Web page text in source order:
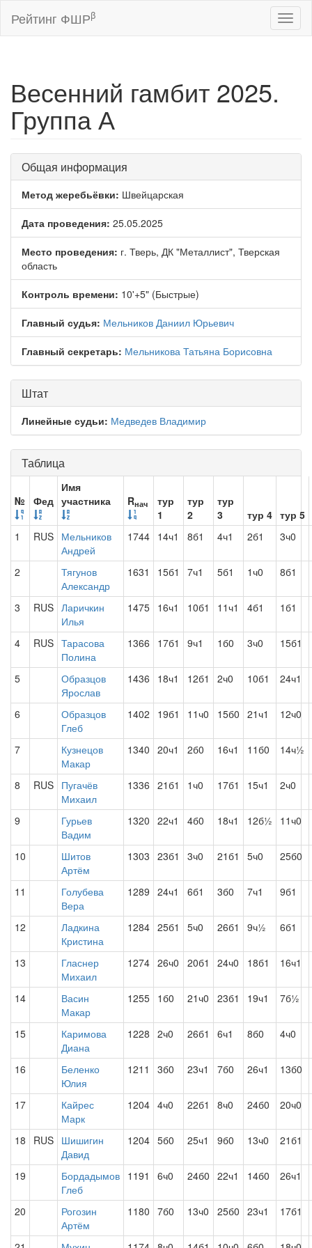
Рейтинг ФШРβ
Весенний гамбит 2025.
Группа А
Общая информация
Метод жеребьёвки: Швейцарская
Дата проведения: 25.05.2025
Место проведения: г. Тверь, ДК "Металлист", Тверская
область
Контроль времени: 10'+5" (Быстрые)
Главный судья: Мельников Даниил Юрьевич
Главный секретарь: Мельникова Татьяна Борисовна
Штат
Линейные судьи: Медведев Владимир
Таблица
№ Фед
Имя
участника
Rнач
тур
1
тур
2
тур
3
тур 4 тур 5
1
RUS Мельников
Андрей
1744 14ч1 8б1 4ч1 2б1 3ч0
2
Тягунов
Александр
1631 15б1 7ч1 5б1 1ч0 8б1
3 RUS Ларичкин
Илья
1475 16ч1 10б1 11ч1 4б1 1б1
4 RUS Тарасова
Полина
1366 17б1 9ч1 1б0 3ч0 15б1
5
Образцов
Ярослав
1436 18ч1 12б1 2ч0 10б1 24ч1
6
Образцов
Глеб
1402 19б1 11ч0 15б0 21ч1 12ч0
7
Кузнецов
Макар
1340 20ч1 2б0 16ч1 11б0 14ч½
8 RUS Пугачёв
Михаил
1336 21б1 1ч0 17б1 15ч1 2ч0
9
Гурьев
Вадим
1320 22ч1 4б0 18ч1 12б½ 11ч0
10
Шитов
Артём
1303 23б1 3ч0 21б1 5ч0 25б0
11
Голубева
Вера
1289 24ч1 6б1 3б0 7ч1 9б1
12
Ладкина
Кристина
1284 25б1 5ч0 26б1 9ч½ 6б1
13
Гласнер
Михаил
1274 26ч0 20б1 24ч0 18б1 16ч1
14
Васин
Макар
1255 1б0 21ч0 23б1 19ч1 7б½
15
Каримова
Диана
1228 2ч0 26б1 6ч1 8б0 4ч0
16
Беленко
Юлия
1211 3б0 23ч1 7б0 26ч1 13б0
17
Кайрес
Марк
1204 4ч0 22б1 8ч0 24б0 20ч0
18 RUS Шишигин
Давид
1204 5б0 25ч1 9б0 13ч0 21б1
19
Бордадымов
Глеб
1191 6ч0 24б0 22ч1 14б0 26ч1
20
Рогозин
Артём
1180 7б0 13ч0 25б0 23ч1 17б1